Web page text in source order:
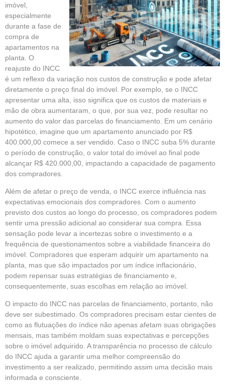
imóvel,
especialmente
durante a fase de
compra de
apartamentos na
planta. O
reajuste do INCC
é um reflexo da variação nos custos de construção e pode afetar
diretamente o preço final do imóvel. Por exemplo, se o INCC
apresentar uma alta, isso significa que os custos de materiais e
mão de obra aumentaram, o que, por sua vez, pode resultar no
aumento do valor das parcelas do financiamento. Em um cenário
hipotético, imagine que um apartamento anunciado por R$
400.000,00 comece a ser vendido. Caso o INCC suba 5% durante
o período de construção, o valor total do imóvel ao final pode
alcançar R$ 420.000,00, impactando a capacidade de pagamento
dos compradores.
Além de afetar o preço de venda, o INCC exerce influência nas
expectativas emocionais dos compradores. Com o aumento
previsto dos custos ao longo do processo, os compradores podem
sentir uma pressão adicional ao considerar sua compra. Essa
sensação pode levar a incertezas sobre o investimento e a
frequência de questionamentos sobre a viabilidade financeira do
imóvel. Compradores que esperam adquirir um apartamento na
planta, mas que são impactados por um índice inflacionário,
podem repensar suas estratégias de financiamento e,
consequentemente, suas escolhas em relação ao imóvel.
O impacto do INCC nas parcelas de financiamento, portanto, não
deve ser subestimado. Os compradores precisam estar cientes de
como as flutuações do índice não apenas afetam suas obrigações
mensais, mas também moldam suas expectativas e percepções
sobre o imóvel adquirido. A transparência no processo de cálculo
do INCC ajuda a garantir uma melhor compreensão do
investimento a ser realizado, permitindo assim uma decisão mais
informada e consciente.